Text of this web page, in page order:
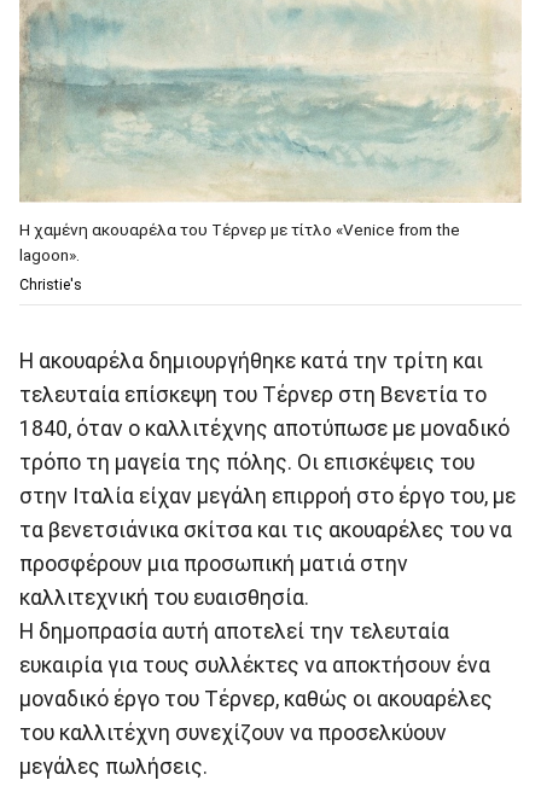
Η χαμένη ακουαρέλα του Τέρνερ με τίτλο «Venice from the
lagoon».
Christie's
Η ακουαρέλα δημιουργήθηκε κατά την τρίτη και
τελευταία επίσκεψη του Τέρνερ στη Βενετία το
1840, όταν ο καλλιτέχνης αποτύπωσε με μοναδικό
τρόπο τη μαγεία της πόλης. Οι επισκέψεις του
στην Ιταλία είχαν μεγάλη επιρροή στο έργο του, με
τα βενετσιάνικα σκίτσα και τις ακουαρέλες του να
προσφέρουν μια προσωπική ματιά στην
καλλιτεχνική του ευαισθησία.
Η δημοπρασία αυτή αποτελεί την τελευταία
ευκαιρία για τους συλλέκτες να αποκτήσουν ένα
μοναδικό έργο του Τέρνερ, καθώς οι ακουαρέλες
του καλλιτέχνη συνεχίζουν να προσελκύουν
μεγάλες πωλήσεις.